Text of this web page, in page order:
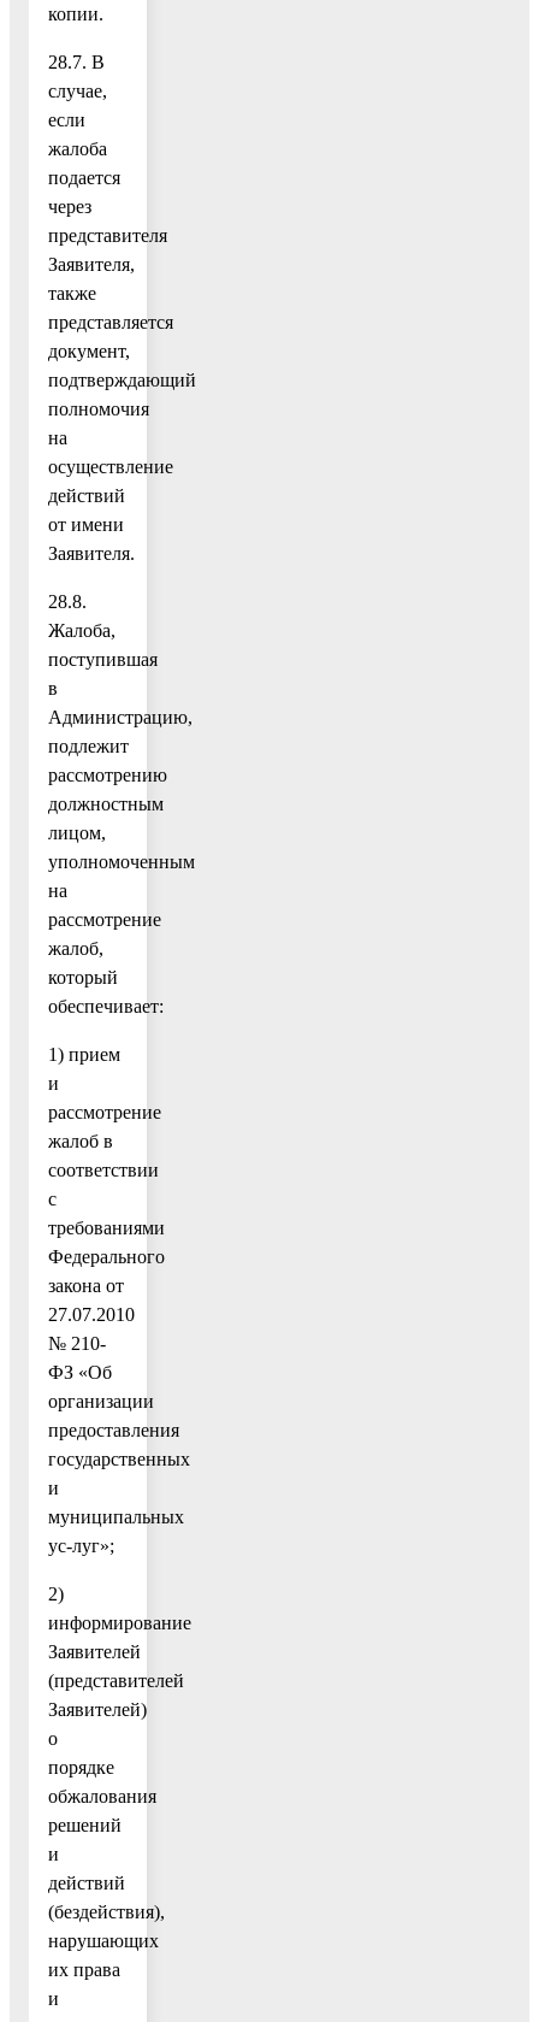
копии.
28.7. В
случае,
если
жалоба
подается
через
представителя
Заявителя,
также
представляется
документ,
подтверждающий
полномочия
на
осуществление
действий
от имени
Заявителя.
28.8.
Жалоба,
поступившая
в
Администрацию,
подлежит
рассмотрению
должностным
лицом,
уполномоченным
на
рассмотрение
жалоб,
который
обеспечивает:
1) прием
и
рассмотрение
жалоб в
соответствии
с
требованиями
Федерального
закона от
27.07.2010
№ 210-
ФЗ «Об
организации
предоставления
государственных
и
муниципальных
ус-луг»;
2)
информирование
Заявителей
(представителей
Заявителей)
о
порядке
обжалования
решений
и
действий
(бездействия),
нарушающих
их права
и